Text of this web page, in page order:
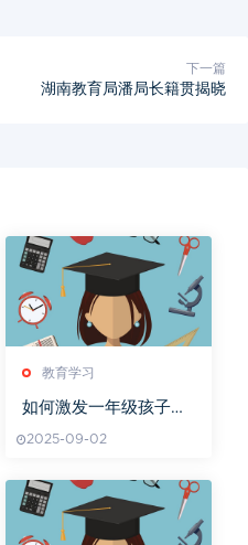
下一篇
湖南教育局潘局长籍贯揭晓
教育学习
如何激发一年级孩子数
2025-09-02